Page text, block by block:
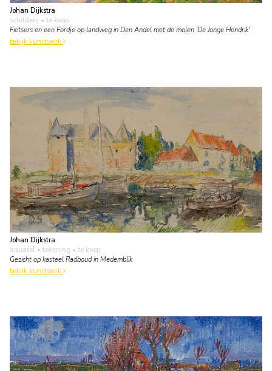
Johan Dijkstra
schilderij • te koop
Fietsers en een Fordje op landweg in Den Andel met de molen 'De Jonge Hendrik'
bekijk kunstwerk
Johan Dijkstra
aquarel • tekening • te koop
Gezicht op kasteel Radboud in Medemblik
bekijk kunstwerk